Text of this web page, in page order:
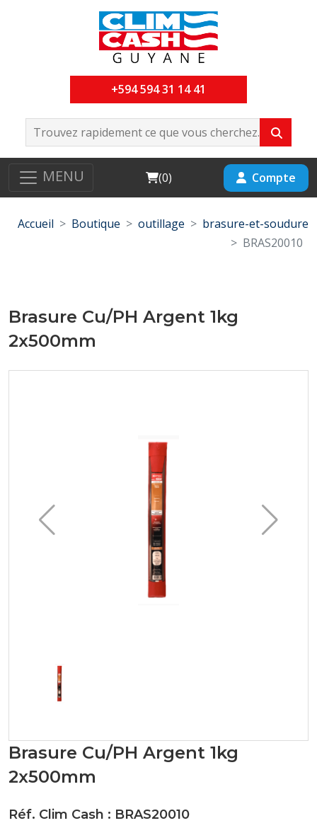
+594 594 31 14 41
MENU Cart
(0) Compte
Accueil Boutique outillage
brasure-et-soudure
BRAS20010
Brasure Cu/PH Argent 1kg
2x500mm
Brasure Cu/PH Argent 1kg
2x500mm
Réf. Clim Cash : BRAS20010